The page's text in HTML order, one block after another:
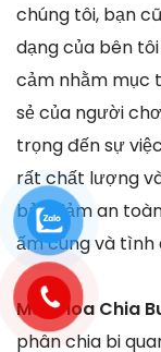
chúng tôi, bạn
dạng của bên
cảm nhằm mục
sẻ của người
trọng đến sự
rất chất lượng
bảo đảm an
ấm cúng và tình
Mua Hoa Chia
phân chia bi